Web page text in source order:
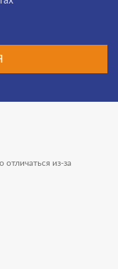
отличаться из-за